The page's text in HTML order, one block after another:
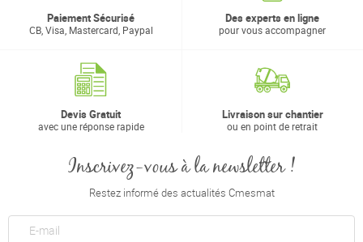
Paiement Sécurisé
CB, Visa, Mastercard, Paypal
Des experts en ligne
pour vous accompagner
Devis Gratuit
avec une réponse rapide
Livraison sur chantier
ou en point de retrait
Inscrivez-vous à la newsletter !
Restez informé des actualités Cmesmat